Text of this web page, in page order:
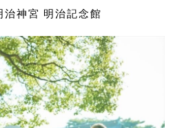
治神宮 明治記念館